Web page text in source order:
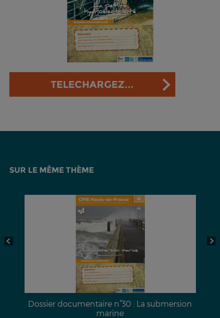
TELECHARGEZ...
SUR LE MÊME THÈME
Dossier documentaire n°30 : La submersion
marine